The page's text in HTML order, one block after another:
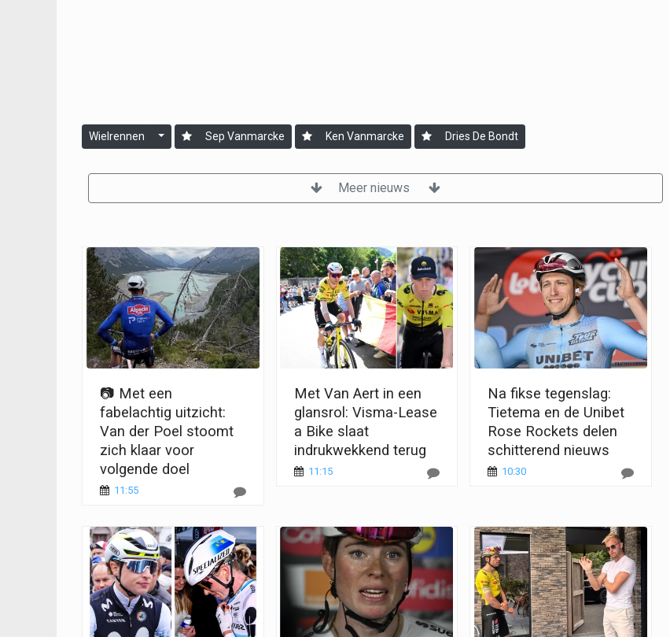
Wielrennen Sep Vanmarcke Ken Vanmarcke Dries De Bondt
Meer nieuws
📷 Met een
fabelachtig uitzicht:
Van der Poel stoomt
zich klaar voor
volgende doel
11:55
Met Van Aert in een
glansrol: Visma-Lease
a Bike slaat
indrukwekkend terug
11:15
Na fikse tegenslag:
Tietema en de Unibet
Rose Rockets delen
schitterend nieuws
10:30